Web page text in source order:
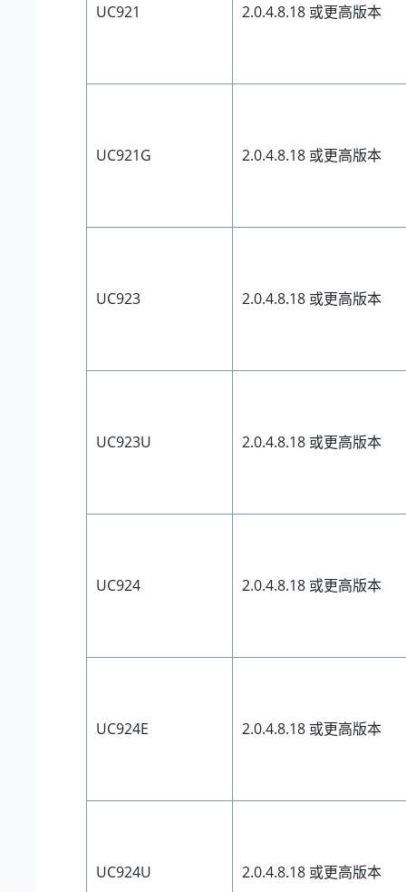
UC921 2.0.4.8.18 或更高版本
UC921G 2.0.4.8.18 或更高版本
UC923 2.0.4.8.18 或更高版本
UC923U 2.0.4.8.18 或更高版本
UC924 2.0.4.8.18 或更高版本
UC924E 2.0.4.8.18 或更高版本
UC924U 2.0.4.8.18 或更高版本